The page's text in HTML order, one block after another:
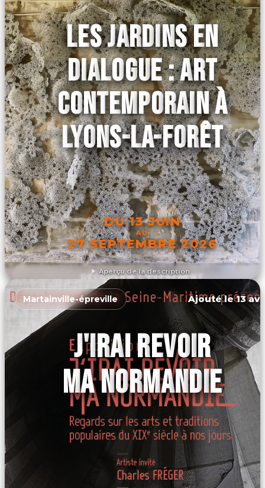
Aperçu de la description
LES JARDINS EN
DIALOGUE : ART
CONTEMPORAIN À
LYONS-LA-FORÊT
DU 13 JUIN
AU
27 SEPTEMBRE 2026
DÉCOUVRIR L'ÉVÉNEMENT
Martainville-épreville Ajouté le 13
J'IRAI REVOIR
MA NORMANDIE